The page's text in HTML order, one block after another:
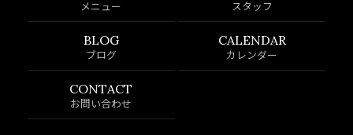
メニュー スタッフ
BLOG
ブログ
CALENDAR
カレンダー
CONTACT
お問い合わせ